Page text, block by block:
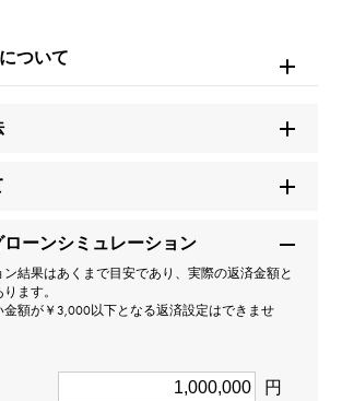
ｽ × ネックレス
ついて
ーンシミュレーション
結果はあくまで目安であり、実際の返済金額と
ます。
額が￥3,000以下となる返済設定はできませ
円